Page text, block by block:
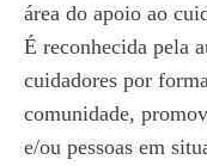
área do apoio ao
É reconhecida pela
cuidadores por
comunidade,
e/ou pessoas em